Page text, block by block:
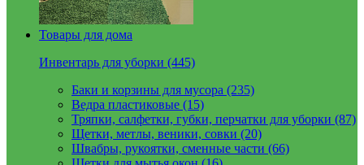
Товары для дома
Инвентарь для уборки (445)
Баки и корзины для мусора (235)
Ведра пластиковые (15)
Тряпки, салфетки, губки, перчатки для уборки (87)
Щетки, метлы, веники, совки (20)
Швабры, рукоятки, сменные части (66)